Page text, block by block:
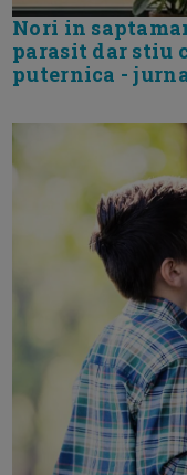
Nori in
parasit dar stiu
puternica -